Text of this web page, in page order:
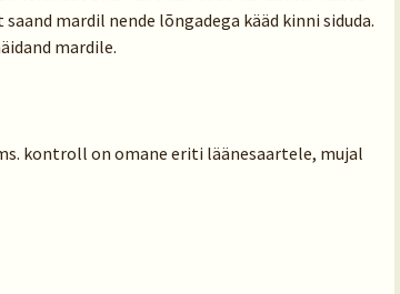
mardil nende lõngadega kääd kinni siduda.
mardile.
kontroll on omane eriti läänesaartele, mujal